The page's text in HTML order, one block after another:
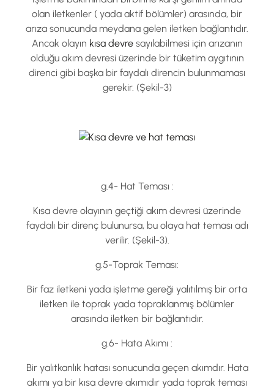
olan iletkenler ( yada aktif bölümler) arasında, bir
arıza sonucunda meydana gelen iletken bağlantıdır.
Ancak olayın kısa devresayılabilmesi için arızanın
olduğu akım devresi üzerinde bir tüketim aygıtının
direnci gibi başka bir faydalı direncin bulunmaması
gerekir. (Şekil-3)
g.4- Hat Teması :
Kısa devre olayının geçtiği akım devresi üzerinde
faydalı bir direnç bulunursa, bu olaya hat teması adı
verilir. (Şekil-3).
g.5-Toprak Teması:
Bir faz iletkeni yada işletme gereği yalıtılmış bir orta
iletken ile toprak yada topraklanmış bölümler
arasında iletken bir bağlantıdır.
g.6- Hata Akımı :
Bir yalıtkanlık hatası sonucunda geçen akımdır. Hata
akımı ya bir kısa devre akımıdır yada toprak teması